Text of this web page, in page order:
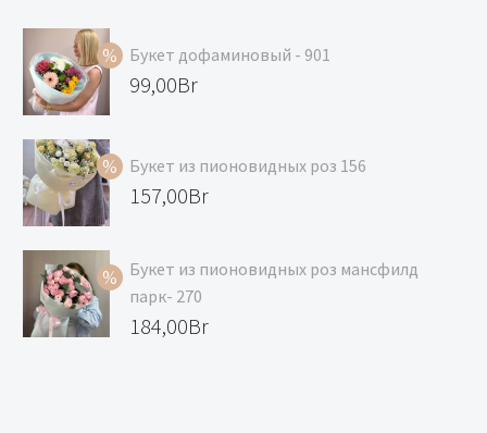
Букет дофаминовый - 901
Первоначальная
119,00Br.
99,00Br
99,00Br.
Букет из пионовидных роз 156
Первоначальная
составляла
168,00Br.
157,00Br
цена:
157,00Br.
Букет из пионовидных роз мансфилд
парк- 270
Первоначальная
184,00Br